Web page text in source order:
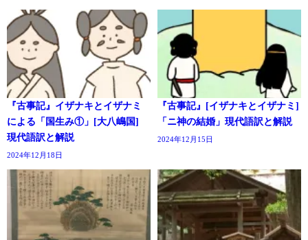
『古事記』イザナキとイザナミ
による「国生み①」[大八嶋国]
現代語訳と解説
2024年12月18日
『古事記』[イザナキとイザナミ]
「ニ神の結婚」現代語訳と解説
2024年12月15日